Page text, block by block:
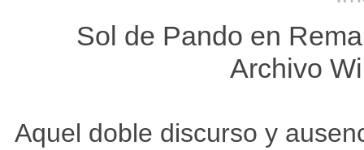
Sol de Pando en
Archivo
Aquel doble discurso y